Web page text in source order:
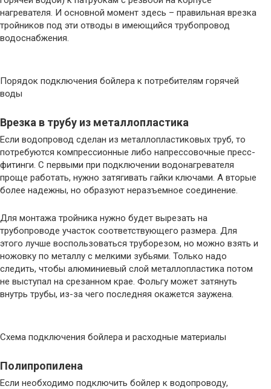
нагревателя. И основной момент здесь – правильная врезка
тройников под эти отводы в имеющийся трубопровод
водоснабжения.
Порядок подключения бойлера к потребителям горячей
воды
Врезка в трубу из металлопластика
Если водопровод сделан из металлопластиковых труб, то
потребуются компрессионные либо напрессовочные пресс-
фитинги. С первыми при подключении водонагревателя
проще работать, нужно затягивать гайки ключами. А вторые
более надежны, но образуют неразъемное соединение.
Для монтажа тройника нужно будет вырезать на
трубопроводе участок соответствующего размера. Для
этого лучше воспользоваться труборезом, но можно взять и
ножовку по металлу с мелкими зубьями. Только надо
следить, чтобы алюминиевый слой металлопластика потом
не выступал на срезанном крае. Фольгу может затянуть
внутрь трубы, из-за чего последняя окажется заужена.
Схема подключения бойлера и расходные материалы
Полипропилена
Если необходимо подключить бойлер к водопроводу,